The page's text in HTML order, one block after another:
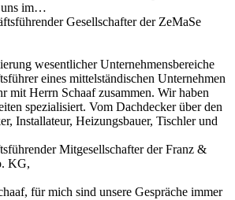
uns im…
Gesellschafter der ZeMaSe
wesentlicher Unternehmensbereiche
eines mittelständischen Unternehmen
mit Herrn Schaaf zusammen. Wir haben
spezialisiert. Vom Dachdecker über den
Installateur, Heizungsbauer, Tischler und
Mitgesellschafter der Franz &
KG,
für mich sind unsere Gespräche immer